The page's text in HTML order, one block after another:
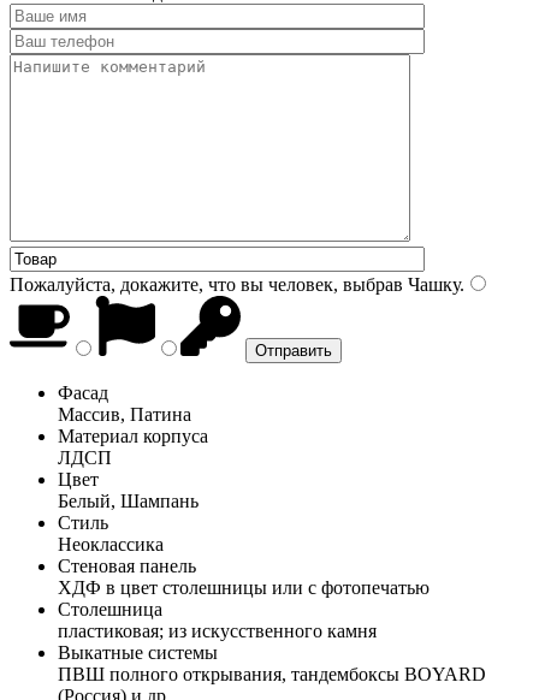
Пожалуйста, докажите, что вы человек, выбрав Чашку.
Фасад
Массив, Патина
Материал корпуса
ЛДСП
Цвет
Белый, Шампань
Стиль
Неоклассика
Стеновая панель
ХДФ в цвет столешницы или с фотопечатью
Столешница
пластиковая; из искусственного камня
Выкатные системы
ПВШ полного открывания, тандембоксы BOYARD
(Россия) и др.